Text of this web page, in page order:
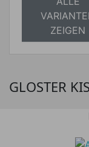
ZEIGEN
GLOSTER